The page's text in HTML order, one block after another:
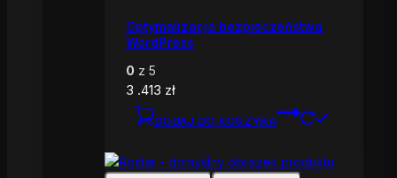
Optymalizacja bezpieczeństwa
WordPress
0 z 5
3 .413 zł
DODAJ DO KOSZYKA